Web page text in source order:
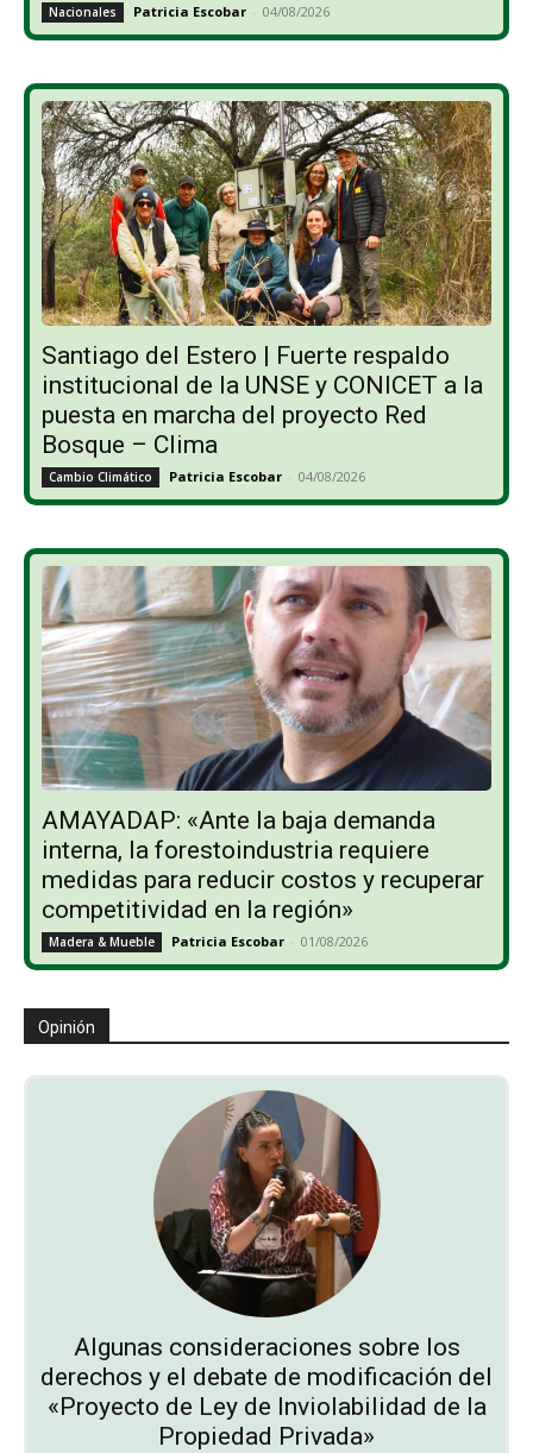
Nacionales Patricia Escobar - 04/08/2026
Santiago del Estero | Fuerte respaldo
institucional de la UNSE y CONICET a la
puesta en marcha del proyecto Red
Bosque – Clima
Cambio Climático Patricia Escobar - 04/08/2026
AMAYADAP: «Ante la baja demanda
interna, la forestoindustria requiere
medidas para reducir costos y recuperar
competitividad en la región»
Madera & Mueble Patricia Escobar - 01/08/2026
Opinión
Algunas consideraciones sobre los
derechos y el debate de modificación del
«Proyecto de Ley de Inviolabilidad de la
Propiedad Privada»